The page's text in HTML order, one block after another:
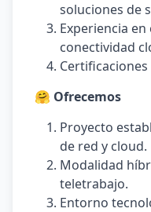
soluciones de
Experiencia
conectividad
🤗 Ofrecemos
Proyecto
de red y cloud.
Modalidad
teletrabajo.
Entorno